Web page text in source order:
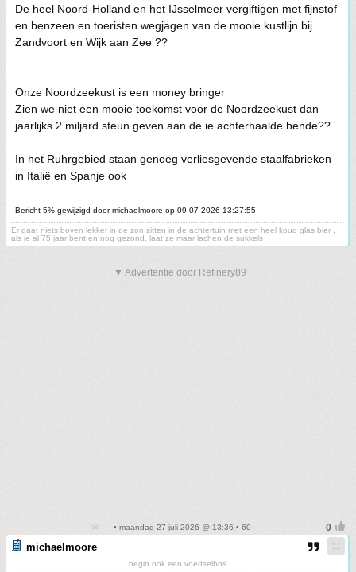
De heel Noord-Holland en het IJsselmeer vergiftigen met fijnstof
en benzeen en toeristen wegjagen van de mooie kustlijn bij
Zandvoort en Wijk aan Zee ??
Onze Noordzeekust is een money bringer
Zien we niet een mooie toekomst voor de Noordzeekust dan
jaarlijks 2 miljard steun geven aan de ie achterhaalde bende??
In het Ruhrgebied staan genoeg verliesgevende staalfabrieken
in Italië en Spanje ook
Bericht 5% gewijzigd door michaelmoore op 09-07-2026 13:27:55
Er gaat niets boven lekker in de zon zitten in de achtertuin met een heel koud glas bier ,
als je al 75 jaar bent en nog gezond, laat ze maar lachen de sukkels
▼ Advertentie door Refinery89
• maandag 27 juli 2026 @ 13:36 • 60
michaelmoore
begin ook een voedselbos